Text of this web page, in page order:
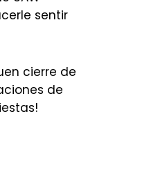
sentir
cierre de
de